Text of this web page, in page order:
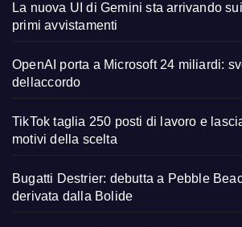
La nuova UI di Gemini sta arrivando
primi avvistamenti
OpenAI porta a Microsoft 24 miliardi:
dellaccordo
TikTok taglia 250 posti di lavoro e
motivi della scelta
Bugatti Destrier: debutta a Pebble
derivata dalla Bolide